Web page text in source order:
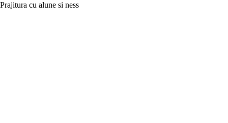
Prajitura cu alune si ness